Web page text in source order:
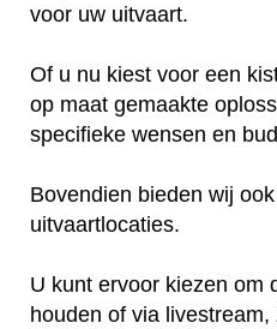
voor uw uitvaart.
Of u nu kiest voor een
op maat gemaakte
specifieke wensen en
Bovendien bieden wij
uitvaartlocaties.
U kunt ervoor kiezen om
houden of via